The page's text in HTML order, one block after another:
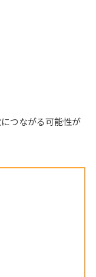
つながる可能性が